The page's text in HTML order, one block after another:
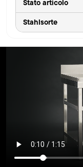
Stato articolo
Stahlsorte